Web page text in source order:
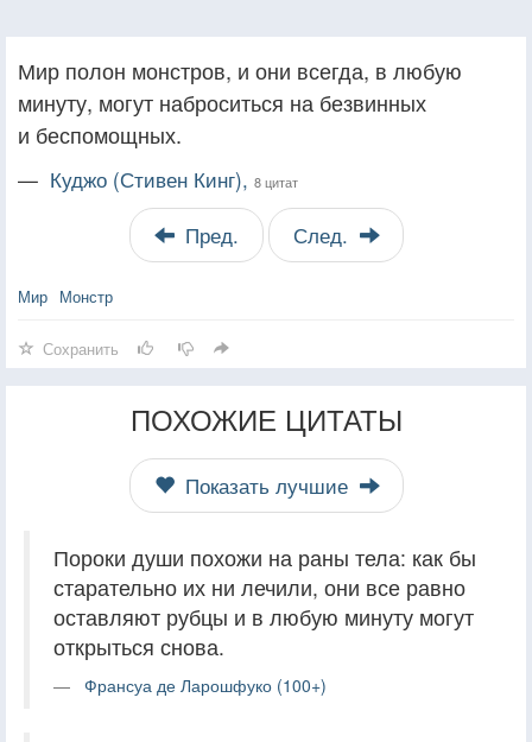
Мир полон монстров, и они всегда, в любую
минуту, могут наброситься на безвинных
и беспомощных.
— Куджо (Стивен Кинг), 8 цитат
Пред. След.
Мир Монстр
Сохранить
ПОХОЖИЕ ЦИТАТЫ
Показать лучшие
Пороки души похожи на раны тела: как бы
старательно их ни лечили, они все равно
оставляют рубцы и в любую минуту могут
открыться снова.
Франсуа де Ларошфуко (100+)